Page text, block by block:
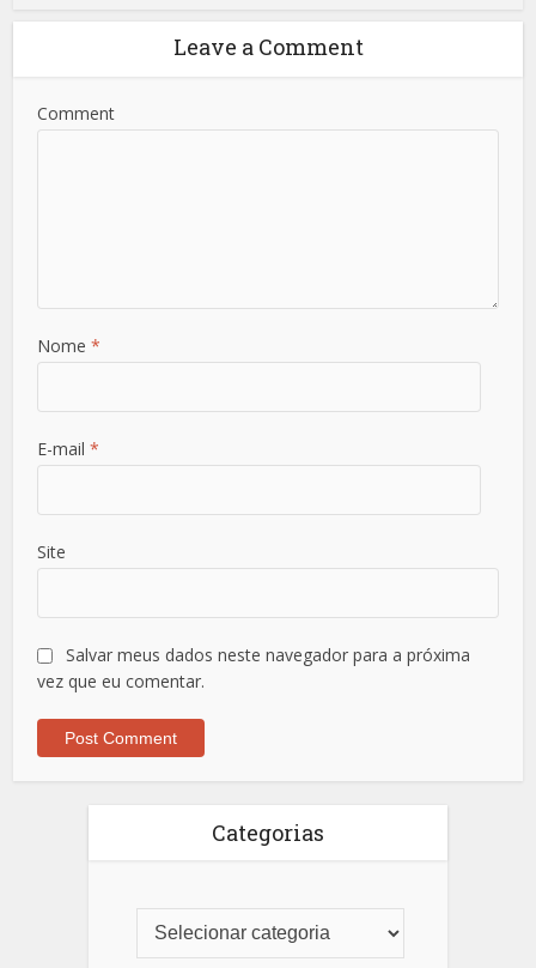
Leave a Comment
Comment
Nome*
E-mail*
Site
Salvar meus dados neste navegador para a próxima
vez que eu comentar.
Categorias